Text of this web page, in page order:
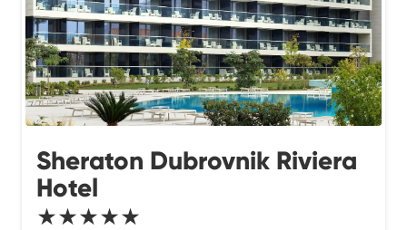
Sheraton Dubrovnik Riviera
Hotel
★★★★★